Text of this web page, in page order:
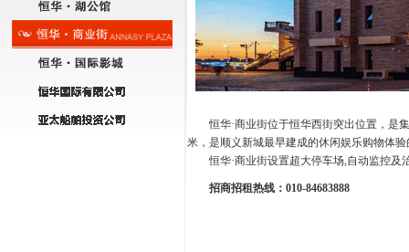
恒华·商业街位于恒华西街突出位置，是集
米，是顺义新城最早建成的休闲娱乐购物体
恒华·商业街设置超大停车场,自动监控及
招商招租热线：010-84683888